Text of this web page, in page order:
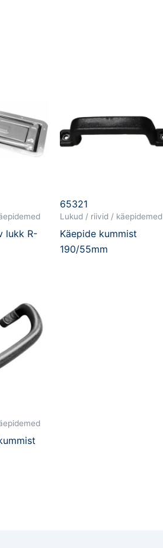
lukk R-
65321
Lukud / riivid / käepidemed
Käepide kummist
190/55mm